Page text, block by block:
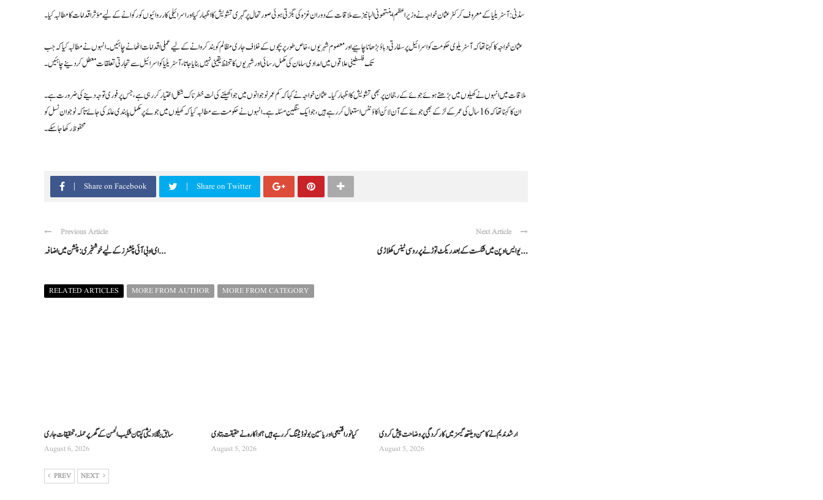
سڈنی: آسٹریلیا کے معروف کرکٹر عثمان خواجہ نے وزیراعظم اینتھونی البانیز سے ملاقات کے دوران غزہ کی بگڑتی ہوئی صورتحال پر گہری تشویش کا اظہار کیا اور اسرائیلی کارروائیوں کو رکوانے کے لیے مؤثر اقدامات کا مطالبہ کیا۔
عثمان خواجہ کا کہنا تھا کہ آسٹریلوی حکومت کو اسرائیل پر سفارتی دباؤ بڑھانا چاہیے اور معصوم شہریوں، خاص طور پر بچوں کے خلاف جاری مظالم کو بند کروانے کے لیے عملی اقدامات اٹھانے چاہئیں۔ انہوں نے مطالبہ کیا کہ جب
تک فلسطینی علاقوں میں امدادی سامان کی مکمل رسائی اور شہریوں کا تحفظ یقینی نہیں بنایا جاتا، آسٹریلیا کو اسرائیل سے تجارتی تعلقات معطل کر دینے چاہئیں۔
ملاقات میں انہوں نے کھیلوں میں بڑھتے ہوئے جوئے کے رجحان پر بھی تشویش کا اظہار کیا۔ عثمان خواجہ نے کہا کہ کم عمر نوجوانوں میں جوا کھیلنے کی لت خطرناک شکل اختیار کر رہی ہے، جس پر فوری توجہ دینے کی ضرورت ہے۔
ان کا کہنا تھا کہ 16 سال کی عمر کے لڑکے بھی جوئے کے آن لائن اکاؤنٹس استعمال کر رہے ہیں، جو ایک سنگین مسئلہ ہے۔ انہوں نے حکومت سے مطالبہ کیا کہ کھیلوں میں جوئے پر مکمل پابندی عائد کی جائے تاکہ نوجوان نسل کو
محفوظ رکھا جا سکے۔
Share on Facebook Share on Twitter
Previous Article
ای او بی آئی پنشنرز کے لیے خوشخبری: پنشن میں اضافہ ...
Next Article
یوایس اوپن میں شکست کے بعد ریکٹ توڑنے پر روسی ٹینس کھلاڑی ...
RELATED ARTICLES MORE FROM AUTHOR MORE FROM CATEGORY
سابق بنگلادیشی کپتان شکیب الحسن کے گھر پر حملہ، تحقیقات جاری
August 6, 2026
کیا نورا فتیحی اور یاسین بونو ڈیٹنگ کر رہے ہیں؟ اداکارہ نے حقیقت بتا دی
August 5, 2026
ارشد ندیم نے کامن ویلتھ گیمز میں کارکردگی پر وضاحت پیش کردی
August 5, 2026
PREV NEXT